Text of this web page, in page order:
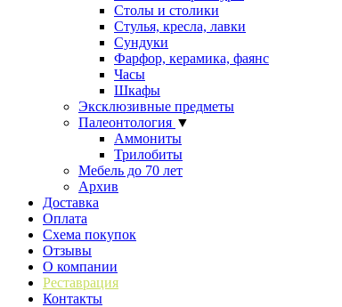
Столы и столики
Стулья, кресла, лавки
Сундуки
Фарфор, керамика, фаянс
Часы
Шкафы
Эксклюзивные предметы
Палеонтология ▼
Аммониты
Трилобиты
Мебель до 70 лет
Архив
Доставка
Оплата
Схема покупок
Отзывы
О компании
Реставрация
Контакты